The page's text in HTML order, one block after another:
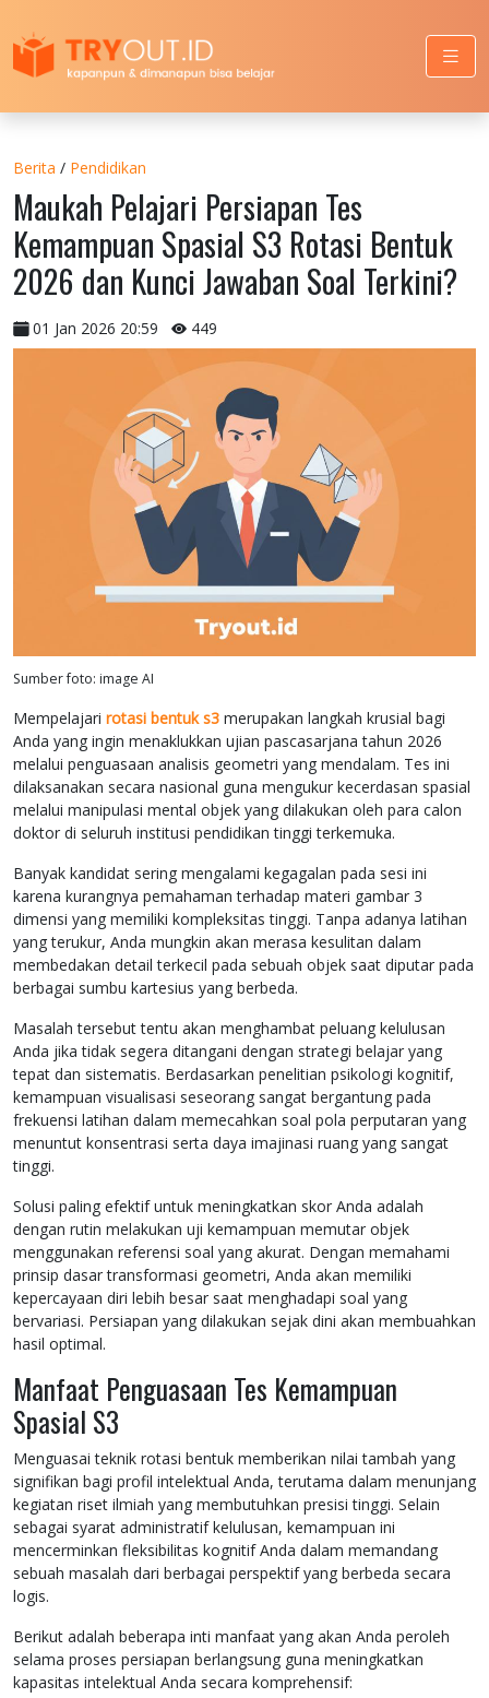
Berita / Pendidikan
Maukah Pelajari Persiapan Tes
Kemampuan Spasial S3 Rotasi Bentuk
2026 dan Kunci Jawaban Soal Terkini?
01 Jan 2026 20:59 449
Sumber foto: image AI
Mempelajari rotasi bentuk s3 merupakan langkah krusial bagi
Anda yang ingin menaklukkan ujian pascasarjana tahun 2026
melalui penguasaan analisis geometri yang mendalam. Tes ini
dilaksanakan secara nasional guna mengukur kecerdasan spasial
melalui manipulasi mental objek yang dilakukan oleh para calon
doktor di seluruh institusi pendidikan tinggi terkemuka.
Banyak kandidat sering mengalami kegagalan pada sesi ini
karena kurangnya pemahaman terhadap materi gambar 3
dimensi yang memiliki kompleksitas tinggi. Tanpa adanya latihan
yang terukur, Anda mungkin akan merasa kesulitan dalam
membedakan detail terkecil pada sebuah objek saat diputar pada
berbagai sumbu kartesius yang berbeda.
Masalah tersebut tentu akan menghambat peluang kelulusan
Anda jika tidak segera ditangani dengan strategi belajar yang
tepat dan sistematis. Berdasarkan penelitian psikologi kognitif,
kemampuan visualisasi seseorang sangat bergantung pada
frekuensi latihan dalam memecahkan soal pola perputaran yang
menuntut konsentrasi serta daya imajinasi ruang yang sangat
tinggi.
Solusi paling efektif untuk meningkatkan skor Anda adalah
dengan rutin melakukan uji kemampuan memutar objek
menggunakan referensi soal yang akurat. Dengan memahami
prinsip dasar transformasi geometri, Anda akan memiliki
kepercayaan diri lebih besar saat menghadapi soal yang
bervariasi. Persiapan yang dilakukan sejak dini akan membuahkan
hasil optimal.
Manfaat Penguasaan Tes Kemampuan
Spasial S3
Menguasai teknik rotasi bentuk memberikan nilai tambah yang
signifikan bagi profil intelektual Anda, terutama dalam menunjang
kegiatan riset ilmiah yang membutuhkan presisi tinggi. Selain
sebagai syarat administratif kelulusan, kemampuan ini
mencerminkan fleksibilitas kognitif Anda dalam memandang
sebuah masalah dari berbagai perspektif yang berbeda secara
logis.
Berikut adalah beberapa inti manfaat yang akan Anda peroleh
selama proses persiapan berlangsung guna meningkatkan
kapasitas intelektual Anda secara komprehensif: